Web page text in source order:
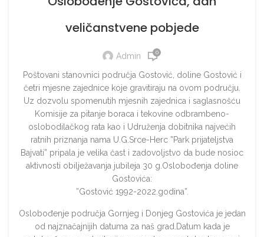
veličanstvene pobjede
Admin 0
Poštovani stanovnici područja Gostović, doline Gostović i
četri mjesne zajednice koje gravitiraju na ovom području.
Uz dozvolu spomenutih mjesnih zajednica i saglasnošću
Komisije za pitanje boraca i tekovine odbrambeno-
oslobodilačkog rata kao i Udruženja dobitnika najvećih
ratnih priznanja nama U.G.Srce-Herc ”Park prijateljstva
Bajvati” pripala je velika čast i zadovoljstvo da bude nosioc
aktivnosti obilježavanja jubileja 30 g.Oslobođenja doline
Gostovića:
”Gostović 1992-2022.godina”.
Oslobođenje područja Gornjeg i Donjeg Gostovića je jedan
od najznačajnijih datuma za naš grad.Datum kada je